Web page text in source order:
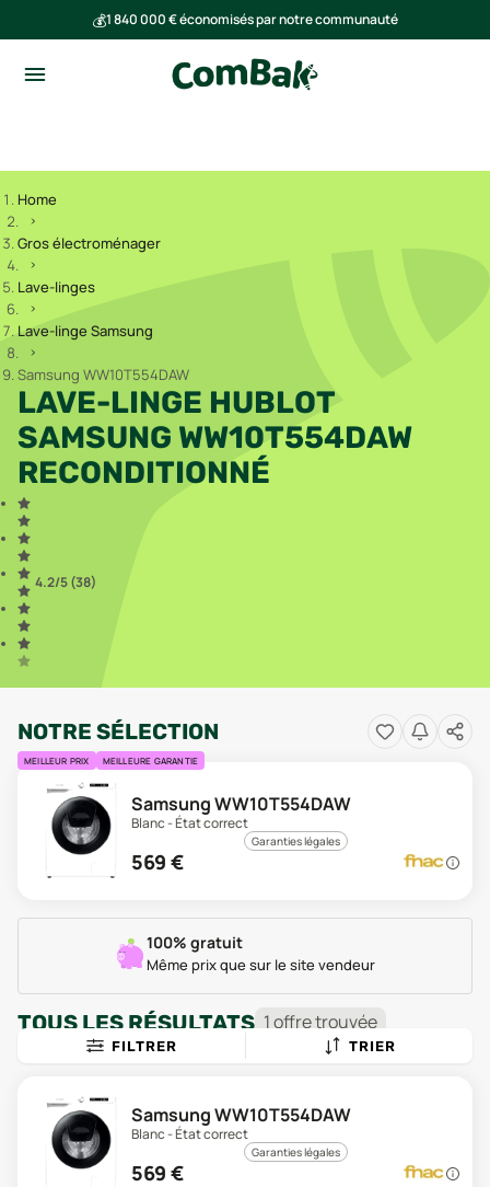
💰1 840 000 € économisés par notre communauté
Home
Gros électroménager
Lave-linges
Lave-linge Samsung
Samsung WW10T554DAW
LAVE-LINGE HUBLOT
SAMSUNG WW10T554DAW
RECONDITIONNÉ
4.2/5 (38)
NOTRE SÉLECTION
MEILLEUR PRIX MEILLEURE GARANTIE
Samsung WW10T554DAW
Blanc - État correct
Garanties légales
569 €
100% gratuit
Même prix que sur le site vendeur
TOUS LES RÉSULTATS 1offretrouvée
FILTRER TRIER
Samsung WW10T554DAW
Blanc - État correct
Garanties légales
569 €